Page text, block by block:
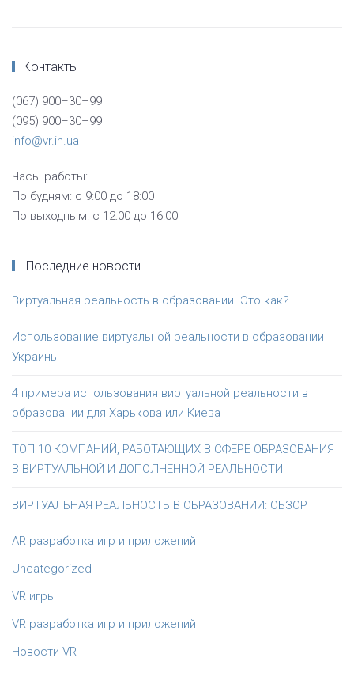
Контакты
(067) 900–30–99
(095) 900–30–99
info@vr.in.ua
Часы работы:
По будням: с 9:00 до 18:00
По выходным: с 12:00 до 16:00
Последние новости
Виртуальная реальность в образовании. Это как?
Использование виртуальной реальности в образовании
Украины
4 примера использования виртуальной реальности в
образовании для Харькова или Киева
ТОП 10 КОМПАНИЙ, РАБОТАЮЩИХ В СФЕРЕ ОБРАЗОВАНИЯ
В ВИРТУАЛЬНОЙ И ДОПОЛНЕННОЙ РЕАЛЬНОСТИ
ВИРТУАЛЬНАЯ РЕАЛЬНОСТЬ В ОБРАЗОВАНИИ: ОБЗОР
AR разработка игр и приложений
Uncategorized
VR игры
VR разработка игр и приложений
Новости VR